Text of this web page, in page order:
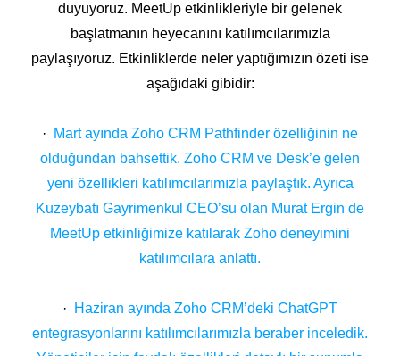
duyuyoruz. MeetUp etkinlikleriyle bir gelenek
başlatmanın heyecanını katılımcılarımızla
paylaşıyoruz. Etkinliklerde neler yaptığımızın özeti ise
aşağıdaki gibidir:
·
Mart ayında Zoho CRM Pathfinder özelliğinin ne
olduğundan bahsettik. Zoho CRM ve Desk’e gelen
yeni özellikleri katılımcılarımızla paylaştık. Ayrıca
Kuzeybatı Gayrimenkul CEO’su olan Murat Ergin de
MeetUp etkinliğimize katılarak Zoho deneyimini
katılımcılara anlattı.
·
Haziran ayında Zoho CRM’deki ChatGPT
entegrasyonlarını katılımcılarımızla beraber inceledik.